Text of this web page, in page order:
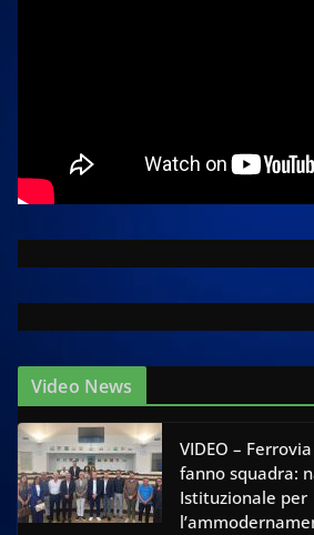
Video News
VIDEO –
fanno squadra:
Istituzionale per